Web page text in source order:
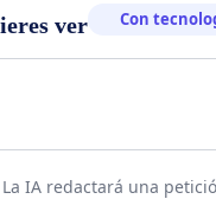
ver Con
IA redactará una